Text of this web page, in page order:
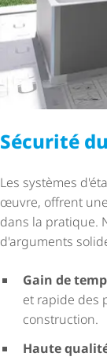
Sécurité
Les systèmes
œuvre, offrent
dans la pratique.
d'arguments
Gain de
et rapide des
construction.
Haute